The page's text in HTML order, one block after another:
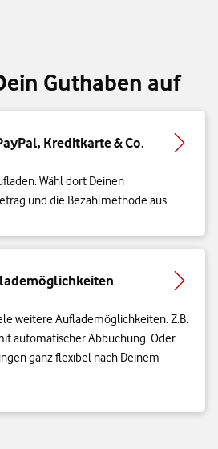
Guthaben auf
Kreditkarte & Co.
Wähl dort Deinen
und die Bezahlmethode aus.
weitere Auflademöglichkeiten. Z.B.
automatischer Abbuchung. Oder
ganz flexibel nach Deinem